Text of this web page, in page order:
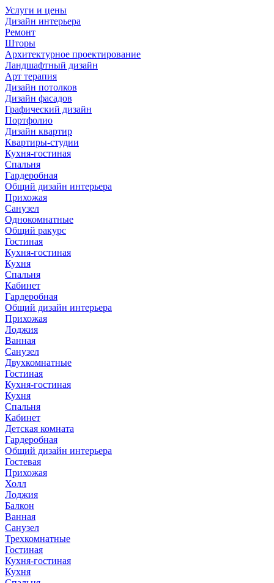
Услуги и цены
Дизайн интерьера
Ремонт
Шторы
Архитектурное проектирование
Ландшафтный дизайн
Арт терапия
Дизайн потолков
Дизайн фасадов
Графический дизайн
Портфолио
Дизайн квартир
Квартиры-студии
Кухня-гостиная
Спальня
Гардеробная
Общий дизайн интерьера
Прихожая
Санузел
Однокомнатные
Общий ракурс
Гостиная
Кухня-гостиная
Кухня
Спальня
Кабинет
Гардеробная
Общий дизайн интерьера
Прихожая
Лоджия
Ванная
Санузел
Двухкомнатные
Гостиная
Кухня-гостиная
Кухня
Спальня
Кабинет
Детская комната
Гардеробная
Общий дизайн интерьера
Гостевая
Прихожая
Холл
Лоджия
Балкон
Ванная
Санузел
Трехкомнатные
Гостиная
Кухня-гостиная
Кухня